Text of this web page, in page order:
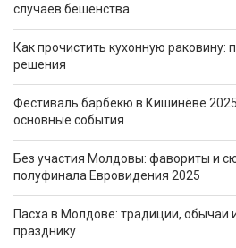
случаев бешенства
Как прочистить кухонную
решения
Фестиваль барбекю в Кишинёве
основные события
Без участия Молдовы: фавориты и
полуфинала Евровидения 2025
Пасха в Молдове: традиции, обычаи
празднику